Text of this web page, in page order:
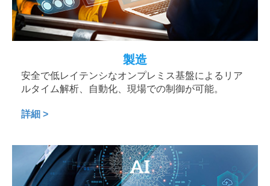
製造
安全で低レイテンシなオンプレミス基盤によるリア
ルタイム解析、自動化、現場での制御が可能。
詳細 >